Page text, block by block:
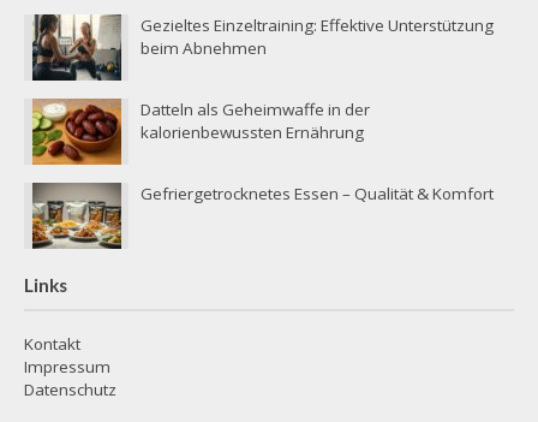
Gezieltes Einzeltraining: Effektive Unterstützung
beim Abnehmen
Datteln als Geheimwaffe in der
kalorienbewussten Ernährung
Gefriergetrocknetes Essen – Qualität & Komfort
Links
Kontakt
Impressum
Datenschutz